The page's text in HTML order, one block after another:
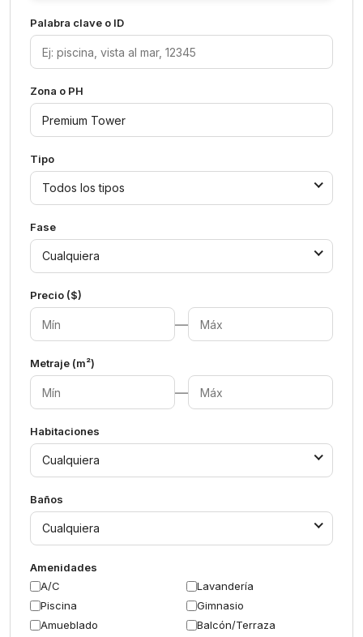
Palabra clave o ID
Zona o PH
Tipo
Todos los tipos
Fase
Cualquiera
Precio ($)
—
Metraje (m²)
—
Habitaciones
Cualquiera
Baños
Cualquiera
Amenidades
A/C
Lavandería
Piscina
Gimnasio
Amueblado
Balcón/Terraza